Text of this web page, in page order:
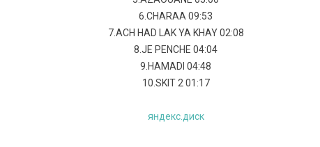
6.CHARAA 09:53
7.ACH HAD LAK YA KHAY 02:08
8.JE PENCHE 04:04
9.HAMADI 04:48
10.SKIT 2 01:17
яндекс.диск